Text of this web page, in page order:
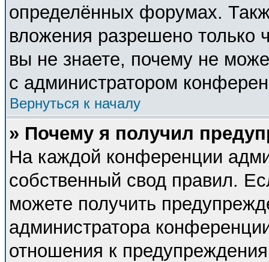
определённых форумах.
вложения разрешено только
вы не знаете, почему не
с администратором
Вернуться к началу
» Почему я получил
На каждой конференции
собственный свод правил.
можете получить
администратора
отношения к